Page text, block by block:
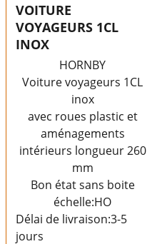
VOITURE
VOYAGEURS 1CL
INOX
HORNBY
Voiture voyageurs 1CL
inox
avec roues plastic et
aménagements
intérieurs longueur 260
mm
Bon état sans boite
échelle:HO
Délai de livraison:3-5
jours